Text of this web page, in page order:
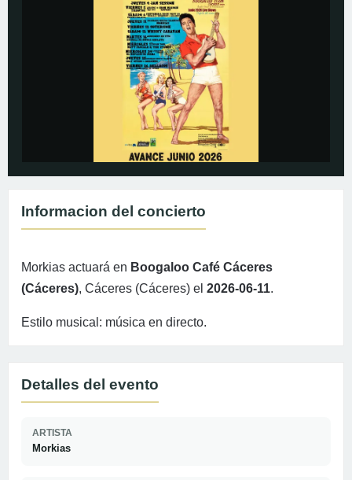
Informacion del concierto
Morkias actuará en Boogaloo Café Cáceres
(Cáceres), Cáceres (Cáceres) el 2026-06-11.
Estilo musical: música en directo.
Detalles del evento
ARTISTA
Morkias